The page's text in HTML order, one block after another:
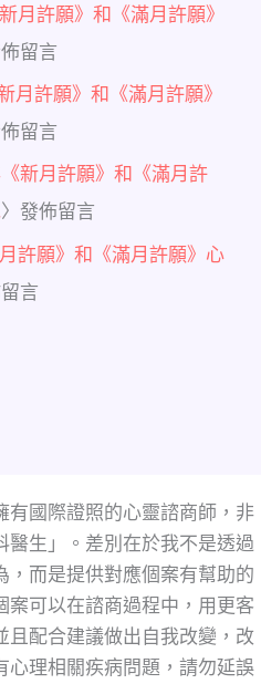
月許願》和《滿月許願》
留言
月許願》和《滿月許願》
留言
《新月許願》和《滿月許
〉發佈留言
許願》和《滿月許願》心
言
有國際證照的心靈諮商師，非
醫生」。差別在於我不是透過
，而是提供對應個案有幫助的
案可以在諮商過程中，用更客
配合建議做出自我改變，改
心理相關疾病問題，請勿延誤